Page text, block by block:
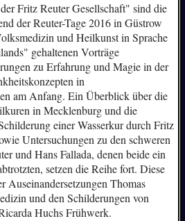
Fritz Reuter Gesellschaft" sind die
der Reuter-Tage 2016 in Güstrow
und Heilkunst in Sprache
gehaltenen Vorträge
zu Erfahrung und Magie in der
in
am Anfang. Ein Überblick über die
in Mecklenburg und die
einer Wasserkur durch Fritz
Untersuchungen zu den schweren
und Hans Fallada, denen beide ein
setzen die Reihe fort. Diese
Auseinandersetzungen Thomas
und den Schilderungen von
Huchs Frühwerk.